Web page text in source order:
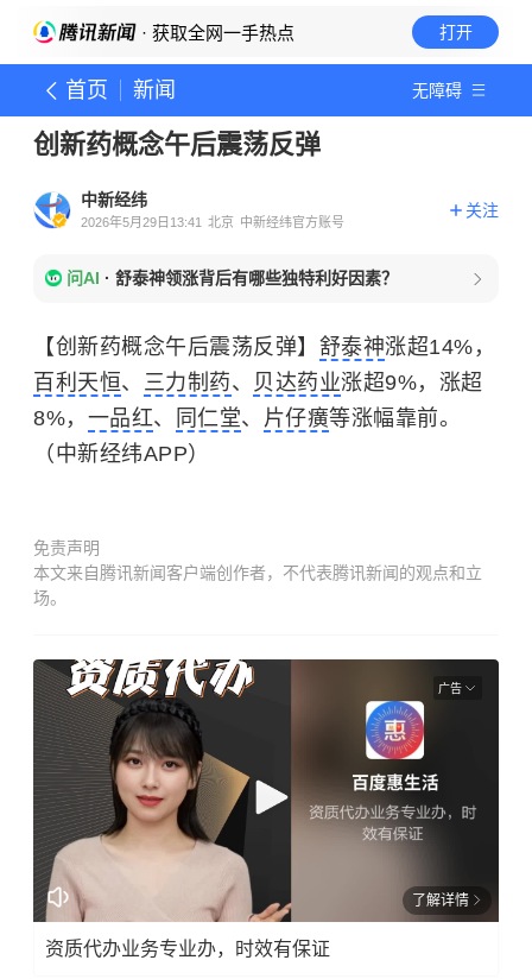
· 获取全网一手热点 打开
首页 新闻 无障碍
创新药概念午后震荡反弹
中新经纬
2026年5月29日13:41 北京 中新经纬官方账号
关注
问AI · 舒泰神领涨背后有哪些独特利好因素？
【创新药概念午后震荡反弹】 舒泰神涨超14%，
百利天恒、 三力制药、 贝达药业涨超9%，涨超
8%， 一品红、 同仁堂、 片仔癀等涨幅靠前。
（中新经纬APP）
免责声明
本文来自腾讯新闻客户端创作者，不代表腾讯新闻的观点和立
场。
广告
了解详情
资质代办业务专业办，时效有保证